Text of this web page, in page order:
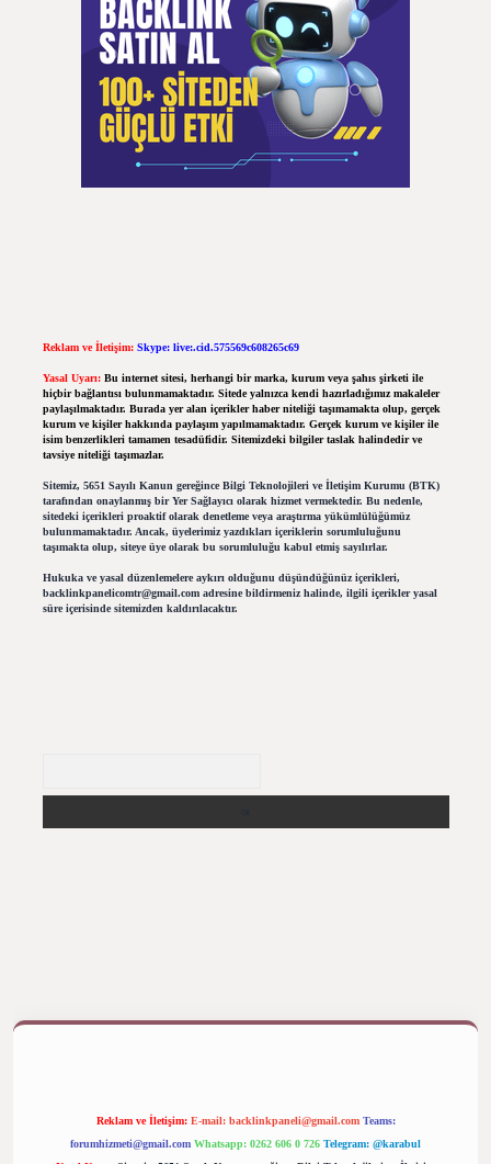
Reklam ve İletişim: Skype: live:.cid.575569c608265c69
Yasal Uyarı: Bu internet sitesi, herhangi bir marka, kurum veya şahıs şirketi ile
hiçbir bağlantısı bulunmamaktadır. Sitede yalnızca kendi hazırladığımız makaleler
paylaşılmaktadır. Burada yer alan içerikler haber niteliği taşımamakta olup, gerçek
kurum ve kişiler hakkında paylaşım yapılmamaktadır. Gerçek kurum ve kişiler ile
isim benzerlikleri tamamen tesadüfidir. Sitemizdeki bilgiler taslak halindedir ve
tavsiye niteliği taşımazlar.
Sitemiz, 5651 Sayılı Kanun gereğince Bilgi Teknolojileri ve İletişim Kurumu (BTK)
tarafından onaylanmış bir Yer Sağlayıcı olarak hizmet vermektedir. Bu nedenle,
sitedeki içerikleri proaktif olarak denetleme veya araştırma yükümlülüğümüz
bulunmamaktadır. Ancak, üyelerimiz yazdıkları içeriklerin sorumluluğunu
taşımakta olup, siteye üye olarak bu sorumluluğu kabul etmiş sayılırlar.
Hukuka ve yasal düzenlemelere aykırı olduğunu düşündüğünüz içerikleri,
backlinkpanelicomtr@gmail.comadresine bildirmeniz halinde, ilgili içerikler yasal
süre içerisinde sitemizden kaldırılacaktır.
Reklam ve İletişim: E-mail: backlinkpaneli@gmail.com Teams:
forumhizmeti@gmail.com Whatsapp: 0262 606 0 726 Telegram: @karabul